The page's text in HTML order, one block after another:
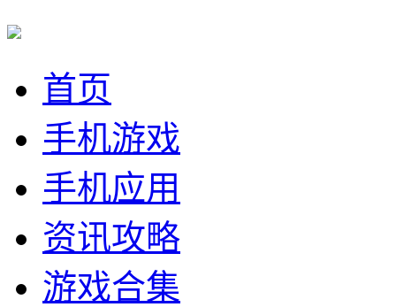
首页
手机游戏
手机应用
资讯攻略
游戏合集